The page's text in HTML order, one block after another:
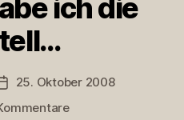
ich die
Veröffentlichungsdatum
25. Oktober 2008
zu